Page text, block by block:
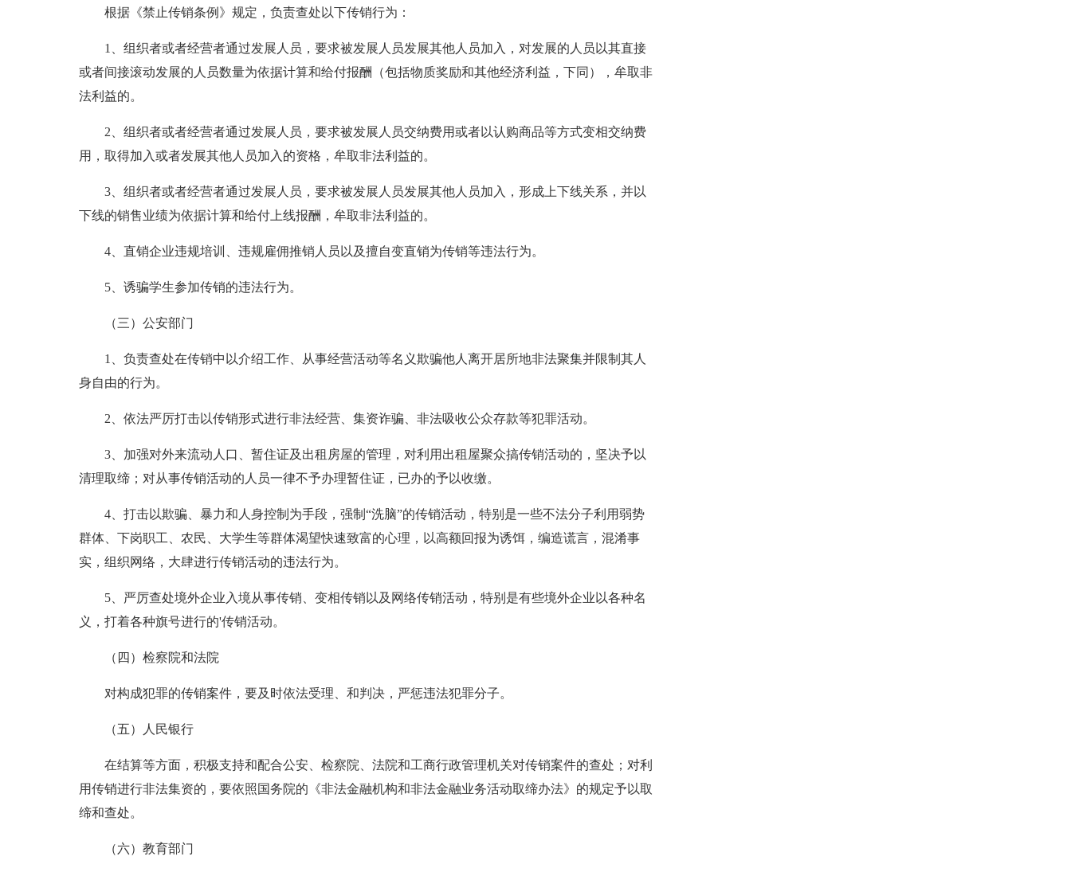
根据《禁止传销条例》规定，负责查处以下传销行为：
1、组织者或者经营者通过发展人员，要求被发展人员发展其他人员加入，对发展的人员以其直接
或者间接滚动发展的人员数量为依据计算和给付报酬（包括物质奖励和其他经济利益，下同），牟取非
法利益的。
2、组织者或者经营者通过发展人员，要求被发展人员交纳费用或者以认购商品等方式变相交纳费
用，取得加入或者发展其他人员加入的资格，牟取非法利益的。
3、组织者或者经营者通过发展人员，要求被发展人员发展其他人员加入，形成上下线关系，并以
下线的销售业绩为依据计算和给付上线报酬，牟取非法利益的。
4、直销企业违规培训、违规雇佣推销人员以及擅自变直销为传销等违法行为。
5、诱骗学生参加传销的违法行为。
（三）公安部门
1、负责查处在传销中以介绍工作、从事经营活动等名义欺骗他人离开居所地非法聚集并限制其人
身自由的行为。
2、依法严厉打击以传销形式进行非法经营、集资诈骗、非法吸收公众存款等犯罪活动。
3、加强对外来流动人口、暂住证及出租房屋的管理，对利用出租屋聚众搞传销活动的，坚决予以
清理取缔；对从事传销活动的人员一律不予办理暂住证，已办的予以收缴。
4、打击以欺骗、暴力和人身控制为手段，强制“洗脑”的传销活动，特别是一些不法分子利用弱势
群体、下岗职工、农民、大学生等群体渴望快速致富的心理，以高额回报为诱饵，编造谎言，混淆事
实，组织网络，大肆进行传销活动的违法行为。
5、严厉查处境外企业入境从事传销、变相传销以及网络传销活动，特别是有些境外企业以各种名
义，打着各种旗号进行的'传销活动。
（四）检察院和法院
对构成犯罪的传销案件，要及时依法受理、和判决，严惩违法犯罪分子。
（五）人民银行
在结算等方面，积极支持和配合公安、检察院、法院和工商行政管理机关对传销案件的查处；对利
用传销进行非法集资的，要依照国务院的《非法金融机构和非法金融业务活动取缔办法》的规定予以取
缔和查处。
（六）教育部门